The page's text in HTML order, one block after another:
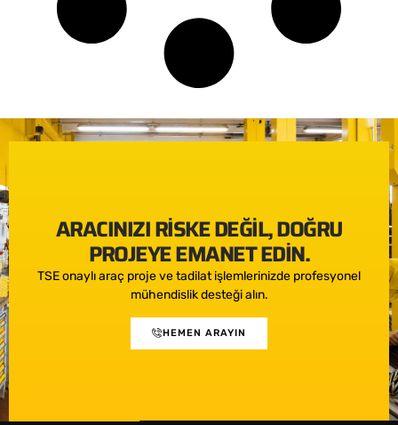
ARACINIZI RISKE DEĞIL, DOĞRU
PROJEYE EMANET EDIN.
TSE onaylı araç proje ve tadilat işlemlerinizde profesyonel
mühendislik desteği alın.
HEMEN ARAYIN